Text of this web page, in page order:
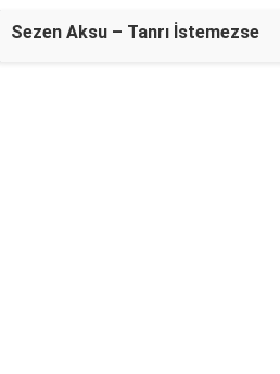
Sezen Aksu – Tanrı İstemezse